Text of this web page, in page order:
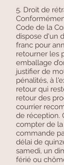
5. Droit de
Code de la
dispose d'un
franc pour
retourner les
emballage
justifier de
pénalités, à
retour qui
retour des
courrier
de réception.
compter de
commande
délai de
samedi, un
férié ou